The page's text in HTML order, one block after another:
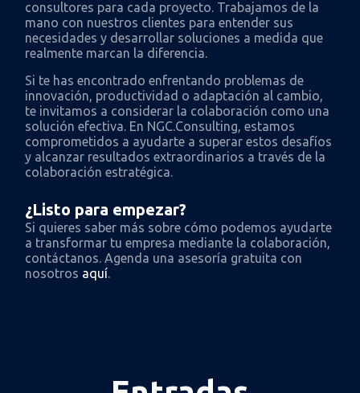
consultores para cada proyecto. Trabajamos de la
mano con nuestros clientes para entender sus
necesidades y desarrollar soluciones a medida que
realmente marcan la diferencia.
Si te has encontrado enfrentando problemas de
innovación, productividad o adaptación al cambio,
te invitamos a considerar la colaboración como una
solución efectiva. En NGC.Consulting, estamos
comprometidos a ayudarte a superar estos desafíos
y alcanzar resultados extraordinarios a través de la
colaboración estratégica.
¿Listo para empezar?
Si quieres saber más sobre cómo podemos ayudarte
a transformar tu empresa mediante la colaboración,
contáctanos. Agenda una asesoría gratuita con
nosotros aquí.